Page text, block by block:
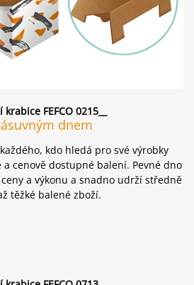
FEFCO 0215__
dnem
kdo hledá pro své výrobky
cenově dostupné balení. Pevné dno
a výkonu a snadno udrží středně
těžké balené zboží.